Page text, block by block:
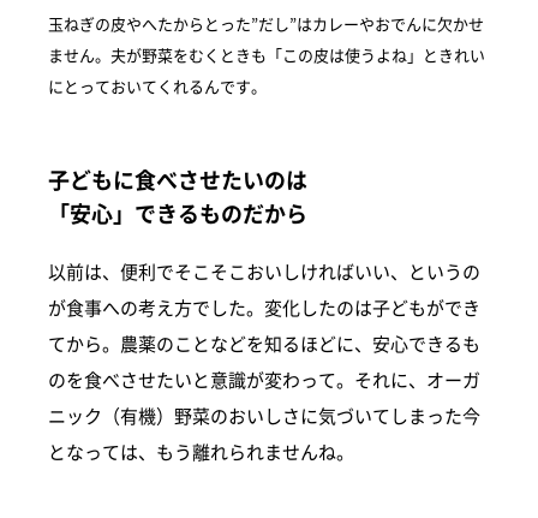
玉ねぎの皮やへたからとった”だし”はカレーやおでんに欠かせ
ません。夫が野菜をむくときも「この皮は使うよね」ときれい
にとっておいてくれるんです。
子どもに食べさせたいのは
「安心」できるものだから
以前は、便利でそこそこおいしければいい、というの
が食事への考え方でした。変化したのは子どもができ
てから。農薬のことなどを知るほどに、安心できるも
のを食べさせたいと意識が変わって。それに、オーガ
ニック（有機）野菜のおいしさに気づいてしまった今
となっては、もう離れられませんね。